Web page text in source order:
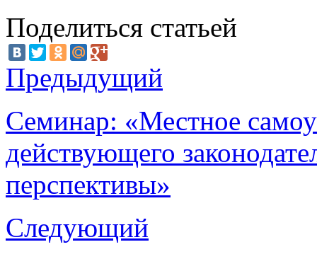
Поделиться статьей
Предыдущий
Семинар: «Местное
действующего
перспективы»
Следующий